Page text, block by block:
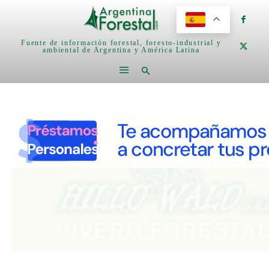
Fuente de información forestal, foresto-industrial y
ambiental de Argentina y América Latina